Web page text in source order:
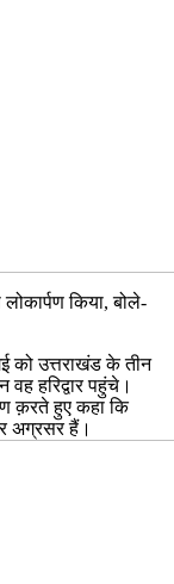
लोकार्पण किया, बोले-
को उत्तराखंड के तीन
हरिद्वार पहुंचे।
क़रते हुए कहा कि
अग्रसर हैं।